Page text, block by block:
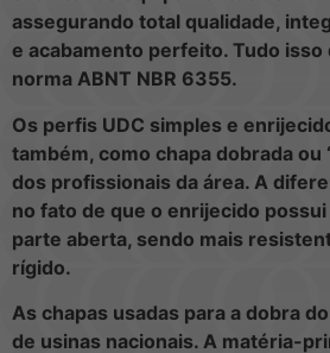
assegurando total qualidade,
e acabamento perfeito. Tudo isso
norma ABNT NBR 6355.
Os perfis UDC simples e
também, como chapa dobrada ou
dos profissionais da área. A
no fato de que o enrijecido
parte aberta, sendo mais
rígido.
As chapas usadas para a dobra
de usinas nacionais. A matéria-